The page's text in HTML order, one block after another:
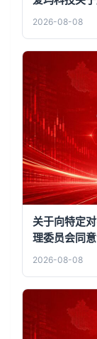
2026-08-08
关于向特定
理委员会同
2026-08-08